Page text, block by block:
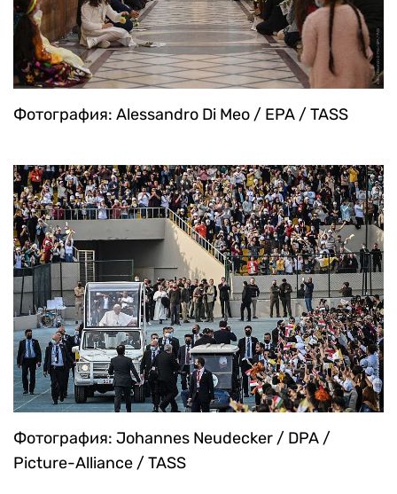
Фотография: Alessandro Di Meo / EPA / TASS
Фотография: Johannes Neudecker / DPA /
Picture-Alliance / TASS